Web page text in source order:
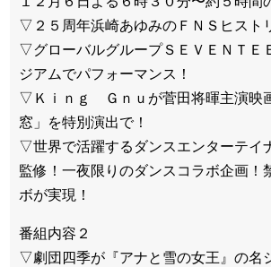
▽２５周年浜崎あゆみのＦＮＳヒスト
▽グローバルグループＳＥＶＥＮＴＥ
ジアムでパフォーマンス！
▽Ｋｉｎｇ Ｇｎｕが菅田将暉主演映
窓」を特別演出で！
▽世界で活躍するダンスエンターテイ
監修！一夜限りのダンスコラボ企画！
ボが実現！
番組内容２
▽劇団四季が『アナと雪の女王』の名